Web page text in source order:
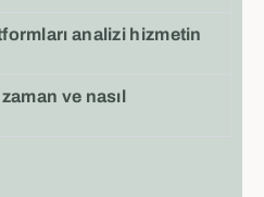
analizi hizmetin
ve nasıl